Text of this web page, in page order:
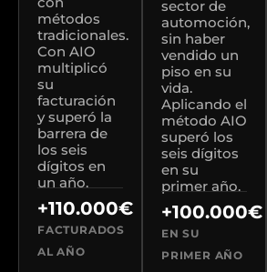
métodos
tradicionales.
Con AIO
multiplicó
su
facturación
y superó la
barrera de
los seis
dígitos en
un año.
+110.000€
FACTURADOS
AL AÑO
sector de
automoción,
sin haber
vendido un
piso en su
vida.
Aplicando el
método AIO
superó los
seis dígitos
en su
primer año.
+100.000€
EN SU
PRIMER AÑO